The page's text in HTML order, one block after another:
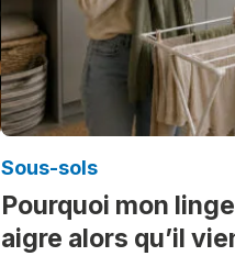
Sous-sols
Pourquoi mon
aigre alors qu’il